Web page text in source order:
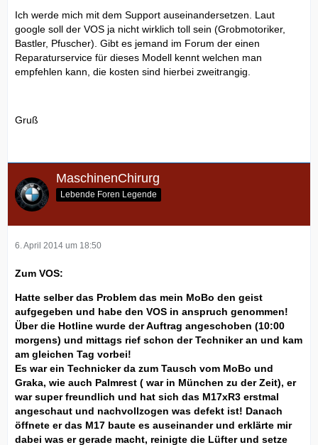
Ich werde mich mit dem Support auseinandersetzen. Laut
google soll der VOS ja nicht wirklich toll sein (Grobmotoriker,
Bastler, Pfuscher). Gibt es jemand im Forum der einen
Reparaturservice für dieses Modell kennt welchen man
empfehlen kann, die kosten sind hierbei zweitrangig.
Gruß
MaschinenChirurg
Lebende Foren Legende
6. April 2014 um 18:50
Zum VOS:
Hatte selber das Problem das mein MoBo den geist
aufgegeben und habe den VOS in anspruch genommen!
Über die Hotline wurde der Auftrag angeschoben (10:00
morgens) und mittags rief schon der Techniker an und kam
am gleichen Tag vorbei!
Es war ein Technicker da zum Tausch vom MoBo und
Graka, wie auch Palmrest ( war in München zu der Zeit), er
war super freundlich und hat sich das M17xR3 erstmal
angeschaut und nachvollzogen was defekt ist! Danach
öffnete er das M17 baute es auseinander und erklärte mir
dabei was er gerade macht, reinigte die Lüfter und setze